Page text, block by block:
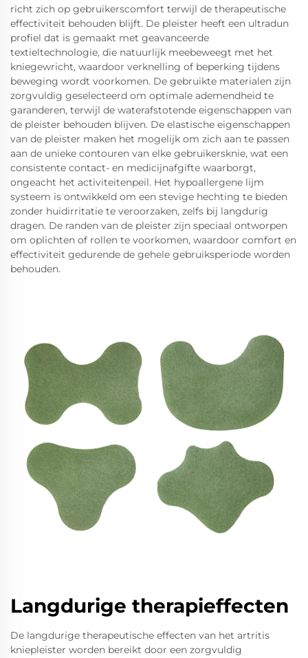
richt zich op gebruikerscomfort terwijl de therapeutische
effectiviteit behouden blijft. De pleister heeft een ultradun
profiel dat is gemaakt met geavanceerde
textieltechnologie, die natuurlijk meebeweegt met het
kniegewricht, waardoor verknelling of beperking tijdens
beweging wordt voorkomen. De gebruikte materialen zijn
zorgvuldig geselecteerd om optimale ademendheid te
garanderen, terwijl de waterafstotende eigenschappen van
de pleister behouden blijven. De elastische eigenschappen
van de pleister maken het mogelijk om zich aan te passen
aan de unieke contouren van elke gebruikersknie, wat een
consistente contact- en medicijnafgifte waarborgt,
ongeacht het activiteitenpeil. Het hypoallergene lijm
systeem is ontwikkeld om een stevige hechting te bieden
zonder huidirritatie te veroorzaken, zelfs bij langdurig
dragen. De randen van de pleister zijn speciaal ontworpen
om oplichten of rollen te voorkomen, waardoor comfort en
effectiviteit gedurende de gehele gebruiksperiode worden
behouden.
Langdurige therapieffecten
De langdurige therapeutische effecten van het artritis
kniepleister worden bereikt door een zorgvuldig